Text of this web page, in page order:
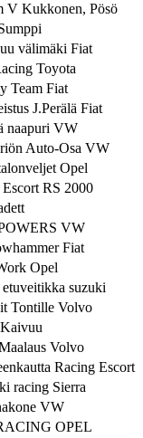
V Kukkonen, Pösö
välimäki Fiat
Toyota
Team Fiat
J.Perälä Fiat
naapuri VW
Auto-Osa VW
Opel
RS 2000
VW
Fiat
Opel
etuveitikka suzuki
Tontille Volvo
Volvo
Racing Escort
racing Sierra
VW
OPEL